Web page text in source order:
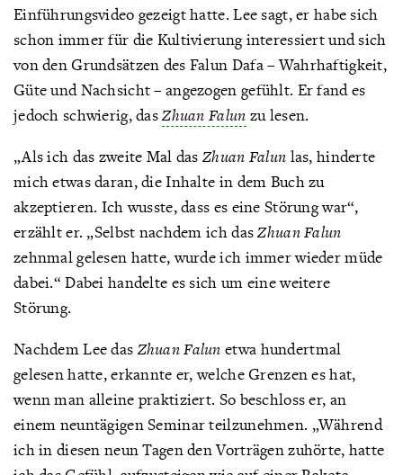
Einführungsvideo gezeigt hatte. Lee sagt, er habe sich
schon immer für die Kultivierung interessiert und sich
von den Grundsätzen des Falun Dafa – Wahrhaftigkeit,
Güte und Nachsicht – angezogen gefühlt. Er fand es
jedoch schwierig, dasZhuan Falun zu lesen.
„Als ich das zweite Mal dasZhuan Falun las, hinderte
mich etwas daran, die Inhalte in dem Buch zu
akzeptieren. Ich wusste, dass es eine Störung war“,
erzählt er. „Selbst nachdem ich dasZhuan Falun
zehnmal gelesen hatte, wurde ich immer wieder müde
dabei.“ Dabei handelte es sich um eine weitere
Störung.
Nachdem Lee das Zhuan Falun etwa hundertmal
gelesen hatte, erkannte er, welche Grenzen es hat,
wenn man alleine praktiziert. So beschloss er, an
einem neuntägigen Seminar teilzunehmen. „Während
ich in diesen neun Tagen den Vorträgen zuhörte, hatte